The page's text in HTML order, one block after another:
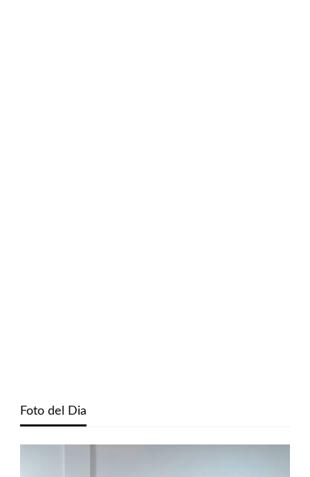
Foto del Dia